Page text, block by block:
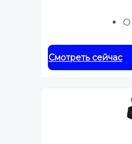
Смотреть сейчас